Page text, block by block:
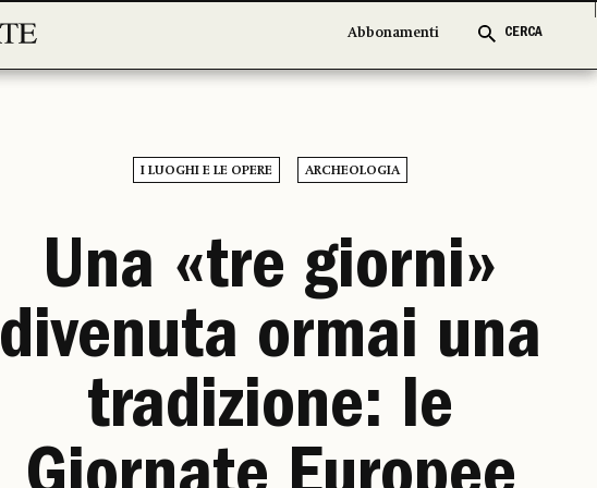
Abbonamenti CERCA
Abbonamenti CERCA
I LUOGHI E LE OPERE ARCHEOLOGIA
Una «tre giorni»
divenuta ormai una
tradizione: le